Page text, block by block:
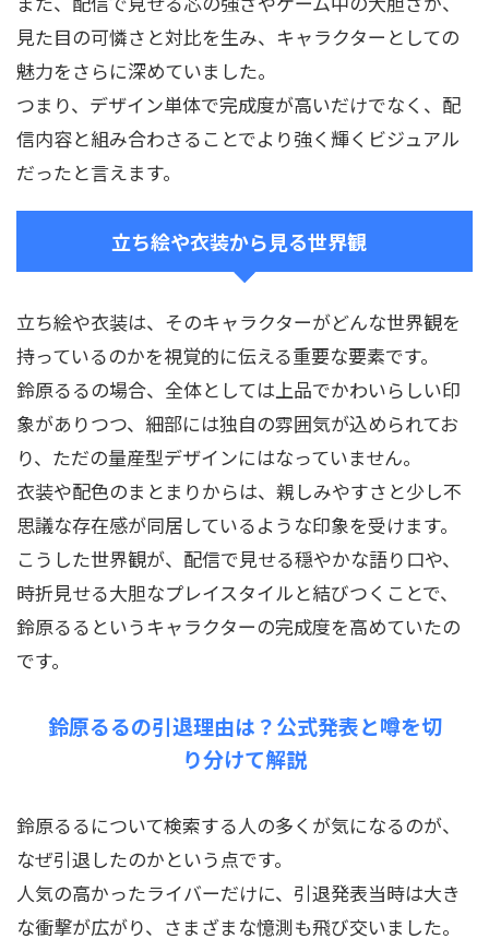
見た目の可憐さと対比を生み、キャラクターとしての
魅力をさらに深めていました。
つまり、デザイン単体で完成度が高いだけでなく、配
信内容と組み合わさることでより強く輝くビジュアル
だったと言えます。
立ち絵や衣装から見る世界観
立ち絵や衣装は、そのキャラクターがどんな世界観を
持っているのかを視覚的に伝える重要な要素です。
鈴原るるの場合、全体としては上品でかわいらしい印
象がありつつ、細部には独自の雰囲気が込められてお
り、ただの量産型デザインにはなっていません。
衣装や配色のまとまりからは、親しみやすさと少し不
思議な存在感が同居しているような印象を受けます。
こうした世界観が、配信で見せる穏やかな語り口や、
時折見せる大胆なプレイスタイルと結びつくことで、
鈴原るるというキャラクターの完成度を高めていたの
です。
鈴原るるの引退理由は？公式発表と噂を切
り分けて解説
鈴原るるについて検索する人の多くが気になるのが、
なぜ引退したのかという点です。
人気の高かったライバーだけに、引退発表当時は大き
な衝撃が広がり、さまざまな憶測も飛び交いました。